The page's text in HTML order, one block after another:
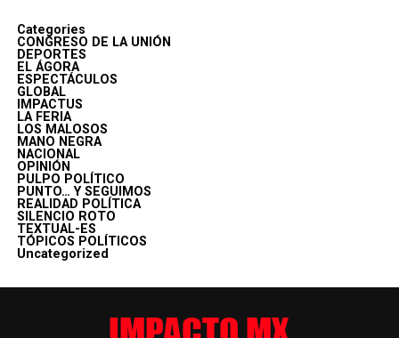
Categories
CONGRESO DE LA UNIÓN
DEPORTES
EL ÁGORA
ESPECTÁCULOS
GLOBAL
IMPACTUS
LA FERIA
LOS MALOSOS
MANO NEGRA
NACIONAL
OPINIÓN
PULPO POLÍTICO
PUNTO… Y SEGUIMOS
REALIDAD POLÍTICA
SILENCIO ROTO
TEXTUAL-ES
TÓPICOS POLÍTICOS
Uncategorized